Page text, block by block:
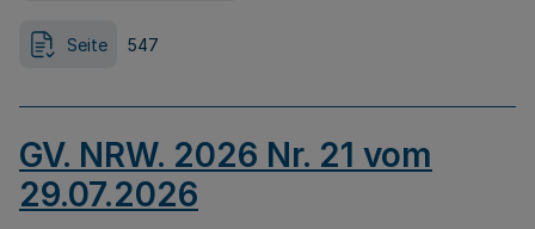
Seite 547
GV. NRW. 2026 Nr. 21 vom
29.07.2026